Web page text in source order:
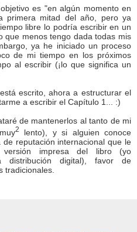
es "en algún momento en
primera mitad del año, pero ya
libre lo podría escribir en un
que menos tengo dada todas mis
ya he iniciado un proceso
de mi tiempo en los próximos
al escribir (¡lo que significa un
escrito, ahora a estructurar el
a escribir el Capítulo 1... :)
de mantenerlos al tanto de mi
2
lento), y si alguien conoce
reputación internacional que le
impresa del libro (yo
distribución digital), favor de
tradicionales.